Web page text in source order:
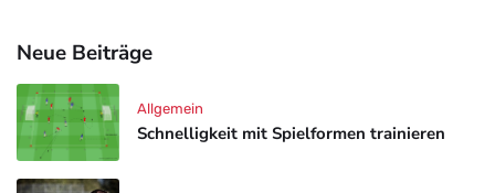
Neue Beiträge
Schnelligkeit mit Spielformen trainieren
Allgemein